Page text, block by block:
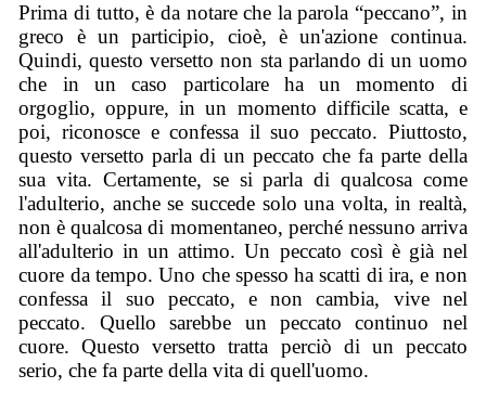
Prima di tutto, è da notare che la parola “peccano”, in
greco è un participio, cioè, è un'azione continua.
Quindi, questo versetto non sta parlando di un uomo
che in un caso particolare ha un momento di
orgoglio, oppure, in un momento difficile scatta, e
poi, riconosce e confessa il suo peccato. Piuttosto,
questo versetto parla di un peccato che fa parte della
sua vita. Certamente, se si parla di qualcosa come
l'adulterio, anche se succede solo una volta, in realtà,
non è qualcosa di momentaneo, perché nessuno arriva
all'adulterio in un attimo. Un peccato così è già nel
cuore da tempo. Uno che spesso ha scatti di ira, e non
confessa il suo peccato, e non cambia, vive nel
peccato. Quello sarebbe un peccato continuo nel
cuore. Questo versetto tratta perciò di un peccato
serio, che fa parte della vita di quell'uomo.